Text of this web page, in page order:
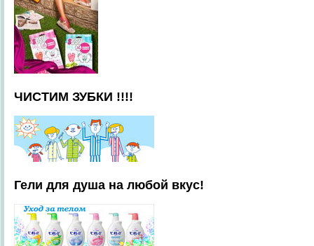
ЧИСТИМ ЗУБКИ !!!!
Гели для душа на любой вкус!